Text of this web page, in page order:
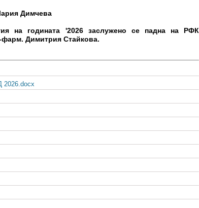
Димчева
на годината '2026 заслужено се падна на РФК
фарм. Димитрия Стайкова.
2026.docx